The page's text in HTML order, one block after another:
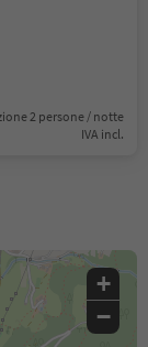
2 persone / notte
IVA incl.
+
−